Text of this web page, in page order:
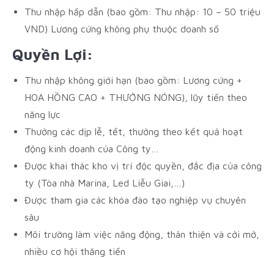
Thu nhập hấp dẫn (bao gồm: Thu nhập: 10 – 50 triệu
VND) Lương cứng không phụ thuộc doanh số
Quyền Lợi:
Thu nhập không giới hạn (bao gồm: Lương cứng +
HOA HỒNG CAO + THƯỞNG NÓNG), lũy tiến theo
năng lực
Thưởng các dịp lễ, tết, thưởng theo kết quả hoạt
động kinh doanh của Công ty…
Được khai thác kho vị trí độc quyền, đắc địa của công
ty (Tòa nhà Marina, Led Liễu Giai,…)
Được tham gia các khóa đào tạo nghiệp vụ chuyên
sâu
Môi trường làm việc năng động, thân thiện và cởi mở,
nhiều cơ hội thăng tiến